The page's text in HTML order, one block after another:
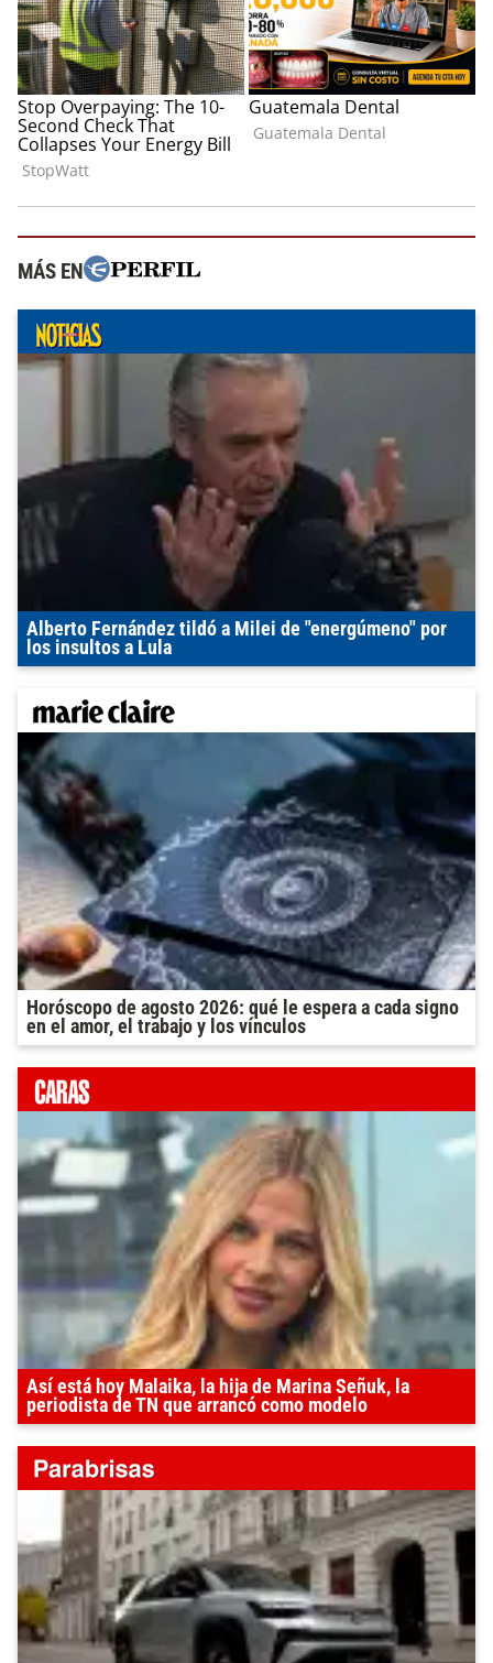
MÁS EN
Alberto Fernández tildó a Milei de "energúmeno" por
los insultos a Lula
Horóscopo de agosto 2026: qué le espera a cada signo
en el amor, el trabajo y los vínculos
Así está hoy Malaika, la hija de Marina Señuk, la
periodista de TN que arrancó como modelo